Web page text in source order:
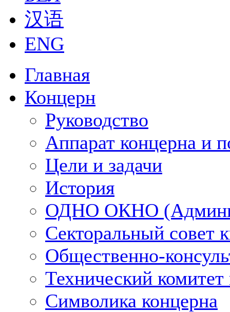
汉语
ENG
Главная
Концерн
Руководство
Аппарат концерна и
Цели и задачи
История
ОДНО ОКНО
Секторальный совет
Общественно-
Технический
Символика концерна